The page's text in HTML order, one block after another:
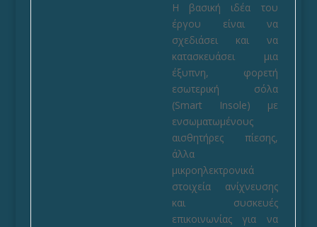
Η βασική ιδέα του
έργου είναι να
σχεδιάσει και να
κατασκευάσει μια
έξυπνη, φορετή
εσωτερική σόλα
(Smart Insole) με
ενσωματωμένους
αισθητήρες πίεσης,
άλλα
μικροηλεκτρονικά
στοιχεία ανίχνευσης
και συσκευές
επικοινωνίας για να